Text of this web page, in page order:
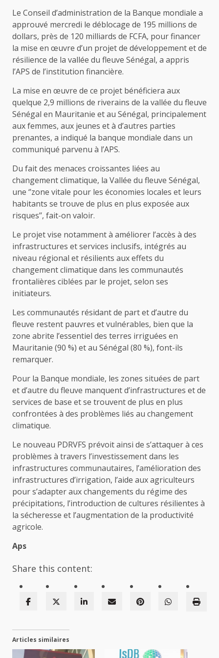
Le Conseil d’administration de la Banque mondiale a
approuvé mercredi le déblocage de 195 millions de
dollars, près de 120 milliards de FCFA, pour financer
la mise en œuvre d’un projet de développement et de
résilience de la vallée du fleuve Sénégal, a appris
l’APS de l’institution financière.
La mise en œuvre de ce projet bénéficiera aux
quelque 2,9 millions de riverains de la vallée du fleuve
Sénégal en Mauritanie et au Sénégal, principalement
aux femmes, aux jeunes et à d’autres parties
prenantes, a indiqué la banque mondiale dans un
communiqué parvenu à l’APS.
Du fait des menaces croissantes liées au
changement climatique, la Vallée du fleuve Sénégal,
une ‘’zone vitale pour les économies locales et leurs
habitants se trouve de plus en plus exposée aux
risques’’, fait-on valoir.
Le projet vise notamment à améliorer l’accès à des
infrastructures et services inclusifs, intégrés au
niveau régional et résilients aux effets du
changement climatique dans les communautés
frontalières ciblées par le projet, selon ses
initiateurs.
Les communautés résidant de part et d’autre du
fleuve restent pauvres et vulnérables, bien que la
zone abrite l’essentiel des terres irriguées en
Mauritanie (90 %) et au Sénégal (80 %), font-ils
remarquer.
Pour la Banque mondiale, les zones situées de part
et d’autre du fleuve manquent d’infrastructures et de
services de base et se trouvent de plus en plus
confrontées à des problèmes liés au changement
climatique.
Le nouveau PDRVFS prévoit ainsi de s’attaquer à ces
problèmes à travers l’investissement dans les
infrastructures communautaires, l’amélioration des
infrastructures d’irrigation, l’aide aux agriculteurs
pour s’adapter aux changements du régime des
précipitations, l’introduction de cultures résilientes à
la sécheresse et l’augmentation de la productivité
agricole.
Aps
Share this content:
Articles similaires